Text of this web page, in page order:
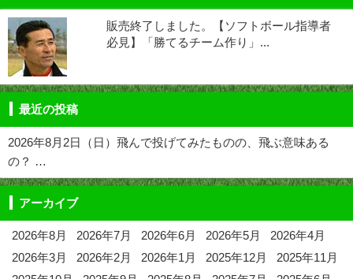
販売終了しました。【ソフトボール指導者
必見】「勝てるチーム作り」...
最近の投稿
2026年8月2日（日）飛んで投げてみたものの、飛ぶ意味ある
の？ …
アーカイブ
2026年8月 2026年7月 2026年6月 2026年5月
2026年4月
2026年3月
2026年2月 2026年1月 2025年12月
2025年11月